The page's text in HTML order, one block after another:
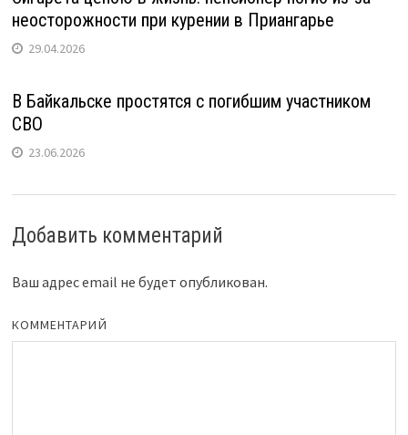
неосторожности при курении в Приангарье
29.04.2026
В Байкальске простятся с погибшим участником
СВО
23.06.2026
Добавить комментарий
Ваш адрес email не будет опубликован.
КОММЕНТАРИЙ